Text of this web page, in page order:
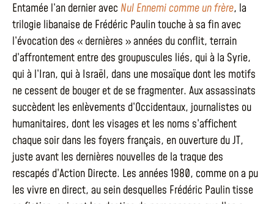
Entamée l’an dernier avec Nul Ennemi comme un frère, la
trilogie libanaise de Frédéric Paulin touche à sa fin avec
l’évocation des « dernières » années du conflit, terrain
d’affrontement entre des groupuscules liés, qui à la Syrie,
qui à l’Iran, qui à Israël, dans une mosaïque dont les motifs
ne cessent de bouger et de se fragmenter. Aux assassinats
succèdent les enlèvements d’Occidentaux, journalistes ou
humanitaires, dont les visages et les noms s’affichent
chaque soir dans les foyers français, en ouverture du JT,
juste avant les dernières nouvelles de la traque des
rescapés d’Action Directe. Les années 1980, comme on a pu
les vivre en direct, au sein desquelles Frédéric Paulin tisse